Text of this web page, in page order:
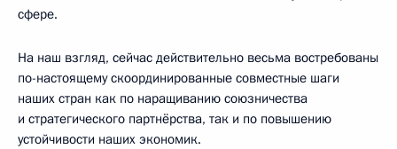
сфере.
На наш взгляд, сейчас действительно весьма востребованы
по-настоящему скоординированные совместные шаги
наших стран как по наращиванию союзничества
и стратегического партнёрства, так и по повышению
устойчивости наших экономик.